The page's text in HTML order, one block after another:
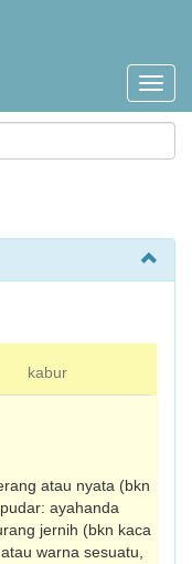
kabur
atau nyata (bkn
ayahanda
jernih (bkn kaca
warna sesuatu,